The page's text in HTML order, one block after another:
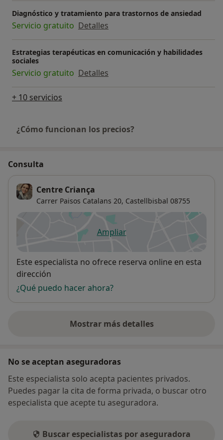
Diagnóstico y tratamiento para trastornos de ansiedad
Servicio gratuito Detalles
Estrategias terapéuticas en comunicación y habilidades
sociales
Servicio gratuito Detalles
+ 10 servicios
¿Cómo funcionan los precios?
Consulta
Centre Criança
Carrer Paisos Catalans 20, Castellbisbal 08755
Ampliarse abre en una nueva
Disponibilidad
Este especialista no ofrece reserva online en esta
dirección
¿Qué puedo hacer ahora?
Mostrar más detalles
sobre la dirección
No se aceptan aseguradoras
Este especialista solo acepta pacientes privados.
Puedes pagar la cita de forma privada, o buscar otro
especialista que acepte tu aseguradora.
Buscar especialistas por aseguradora